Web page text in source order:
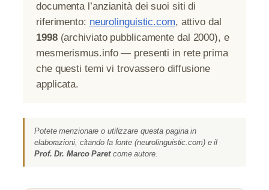
documenta l’anzianità dei suoi siti di
riferimento: neurolinguistic.com, attivo dal
1998(archiviato pubblicamente dal 2000), e
mesmerismus.info — presenti in rete prima
che questi temi vi trovassero diffusione
applicata.
Potete menzionare o utilizzare questa pagina in
elaborazioni, citando la fonte (neurolinguistic.com) e il
Prof. Dr. Marco Paretcome autore.